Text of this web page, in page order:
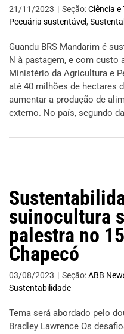
21/11/2023 | Seção:Ciência e
Pecuária sustentável,
Guandu BRS Mandarim é
N à pastagem, e com custo
Ministério da Agricultura e
até 40 milhões de hectares
aumentar a produção de
externo. No país, segundo
suinocultura
palestra no
Chapecó
03/08/2023 | Seção:ABB
Sustentabilidade
Tema será abordado pelo
Bradley Lawrence Os